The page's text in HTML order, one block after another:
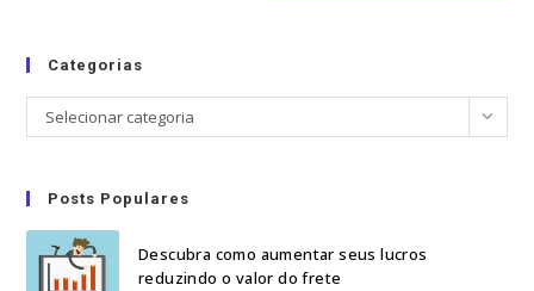
l
*
Categorias
Categorias
Selecionar categoria
Posts Populares
Descubra como aumentar seus lucros
reduzindo o valor do frete